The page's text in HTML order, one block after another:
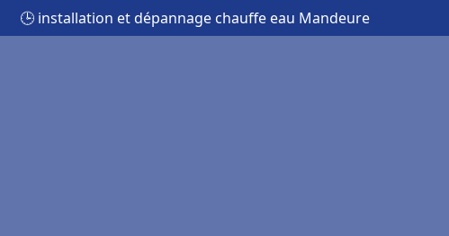
🕒 installation et dépannage chauffe eau Mandeure